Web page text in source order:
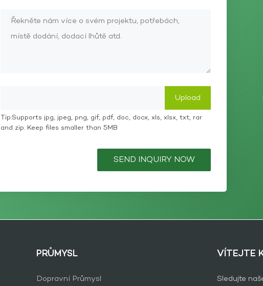
Tip:Supports jpg, jpeg, png, gif, pdf, doc, docx, xls, xlsx, txt, rar
and zip. Keep files smaller than 5MB
SEND INQUIRY NOW
PRŮMYSL
Dopravní Průmysl
VÍTEJTE
Sledujte